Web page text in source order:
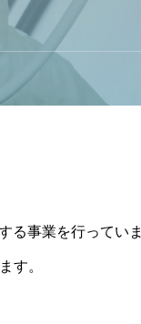
る事業を行っていま
す。